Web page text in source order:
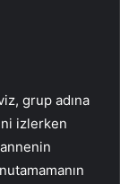
grup adına
izlerken